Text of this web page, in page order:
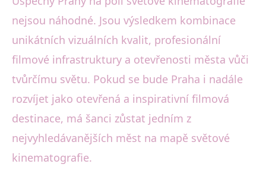
nejsou náhodné. Jsou výsledkem kombinace
unikátních vizuálních kvalit, profesionální
filmové infrastruktury a otevřenosti města vůči
tvůrčímu světu. Pokud se bude Praha i nadále
rozvíjet jako otevřená a inspirativní filmová
destinace, má šanci zůstat jedním z
nejvyhledávanějších měst na mapě světové
kinematografie.